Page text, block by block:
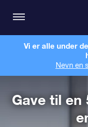
Vi er alle under
Nevn en
Gave til en